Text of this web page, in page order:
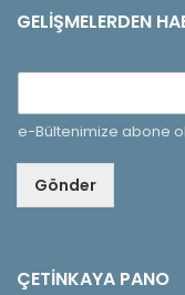
GELIŞMELERDEN
e-Bültenimize abone
Gönder
ÇETINKAYA PANO